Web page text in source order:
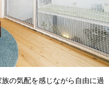
の気配を感じながら自由に過